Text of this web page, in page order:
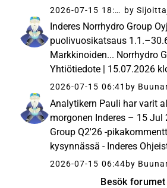
prognos infrias är enligt
osäkert, men vi anser ändå
aktievärderingen är
2026-07-15 18:57
Inderes Norrhydro Group
puolivuosikatsaus
Markkinoiden... Norrhydro
Yhtiötiedote | 15.07.2026
EESTNorrhydro Group Oyj -
15.7.2026 Klo 8.00Tämä
tiivistelmä Norrhydron
2026
2026-07-15 06:41 by
Analytikern Pauli har varit
morgonen Inderes – 15 Jul
Group Q2'26 -
kysynnässä - Inderes
mutta siihen yltäminen
2026-07-15 06:44by
Besök forumet